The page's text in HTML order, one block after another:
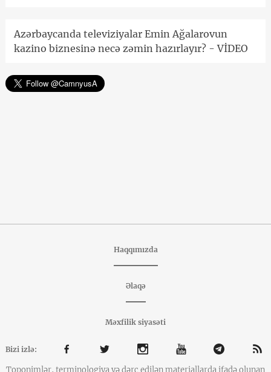
Azərbaycanda televiziyalar Emin Ağalarovun
kazino biznesinə necə zəmin hazırlayır? - VİDEO
Haqqımızda
Əlaqə
Məxfilik siyasəti
Bizi izlə: